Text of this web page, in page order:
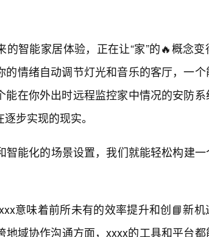
的智能家居体验，正在让“家”的🔥概念
的情绪自动调节灯光和音乐的客厅，一
在你外出时远程监控家中情况的安防
步实现的现实。
智能化的场景设置，我们就能轻松构建
意味着前所未有的效率提升和创📘新
域协作沟通方面，xxxx的工具和平台